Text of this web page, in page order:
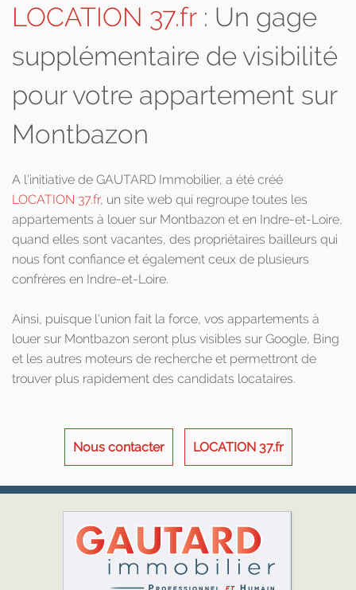
LOCATION 37.fr : Un gage
supplémentaire de visibilité
pour votre appartement sur
Montbazon
A l'initiative de GAUTARD Immobilier, a été créé
LOCATION 37.fr, un site web qui regroupe toutes les
appartements à louer sur Montbazon et en Indre-et-Loire,
quand elles sont vacantes, des propriétaires bailleurs qui
nous font confiance et également ceux de plusieurs
confrères en Indre-et-Loire.
Ainsi, puisque l'union fait la force, vos appartements à
louer sur Montbazon seront plus visibles sur Google, Bing
et les autres moteurs de recherche et permettront de
trouver plus rapidement des candidats locataires.
Nous contacter LOCATION 37.fr